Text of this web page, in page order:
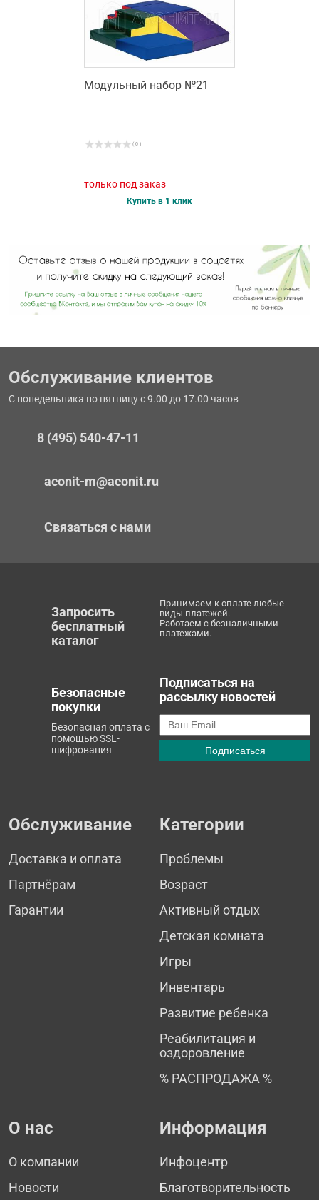
Модульный набор №21
( 0 )
только под заказ
Купить в 1 клик
Обслуживание клиентов
С понедельника по пятницу с 9.00 до 17.00 часов
8 (495) 540-47-11
aconit-m@aconit.ru
Связаться с нами
Запросить
бесплатный
каталог
Принимаем к оплате любые
виды платежей.
Работаем с безналичными
платежами.
Безопасные
покупки
Безопасная оплата с
помощью SSL-
шифрования
Подписаться на
рассылку новостей
Обслуживание
Доставка и оплата
Партнёрам
Гарантии
Категории
Проблемы
Возраст
Активный отдых
Детская комната
Игры
Инвентарь
Развитие ребенка
Реабилитация и
оздоровление
% РАСПРОДАЖА %
О нас
О компании
Новости
Информация
Инфоцентр
Благотворительность